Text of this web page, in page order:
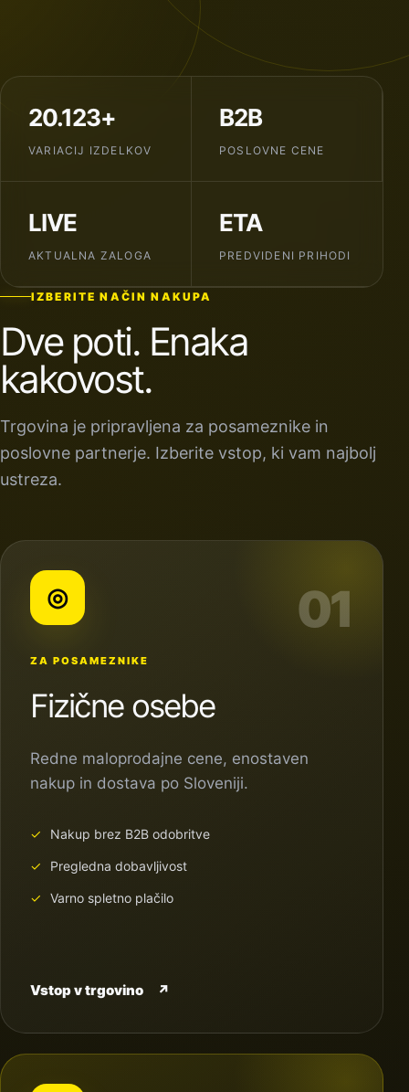
20.123+
VARIACIJ IZDELKOV
B2B
POSLOVNE CENE
LIVE
AKTUALNA ZALOGA
ETA
PREDVIDENI PRIHODI
IZBERITE NAČIN NAKUPA
Dve poti. Enaka
kakovost.
Trgovina je pripravljena za posameznike in
poslovne partnerje. Izberite vstop, ki vam najbolj
ustreza.
01
◎
ZA POSAMEZNIKE
Fizične osebe
Redne maloprodajne cene, enostaven
nakup in dostava po Sloveniji.
Nakup brez B2B odobritve
Pregledna dobavljivost
Varno spletno plačilo
Vstop v trgovino ↗